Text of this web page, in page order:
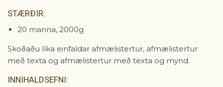
STÆRÐIR:
20 manna, 2000g
Skoðaðu líka einfaldar afmælistertur, afmælistertur
með texta og afmælistertur með texta og mynd.
INNIHALDSEFNI: